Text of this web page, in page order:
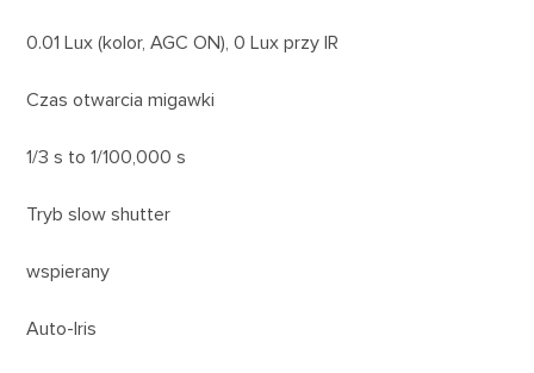
0.01 Lux (kolor, AGC ON), 0 Lux przy IR
Czas otwarcia migawki
1/3 s to 1/100,000 s
Tryb slow shutter
wspierany
Auto-Iris